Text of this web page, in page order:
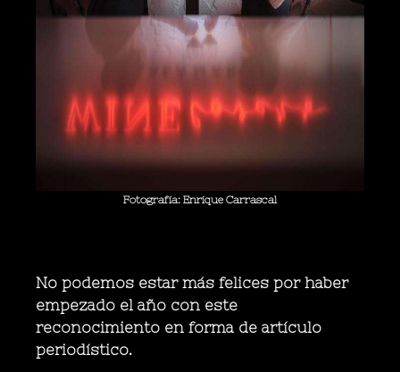
Fotografía: Enrique Carrascal
No podemos estar más felices por haber
empezado el año con este
reconocimiento en forma de artículo
periodístico.